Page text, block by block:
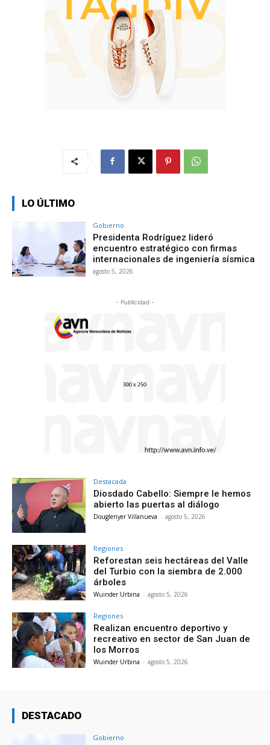
LO ÚLTIMO
Gobierno
Presidenta Rodríguez lideró
encuentro estratégico con firmas
internacionales de ingeniería sísmica
agosto 5, 2026
- Publicidad -
Destacada
Diosdado Cabello: Siempre le hemos
abierto las puertas al diálogo
Douglenyer Villanueva - agosto 5, 2026
Regiones
Reforestan seis hectáreas del Valle
del Turbio con la siembra de 2.000
árboles
Wuinder Urbina - agosto 5, 2026
Regiones
Realizan encuentro deportivo y
recreativo en sector de San Juan de
los Morros
Wuinder Urbina - agosto 5, 2026
DESTACADO
Gobierno